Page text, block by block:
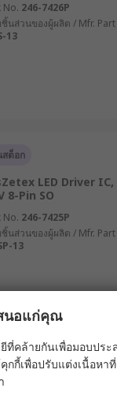
No. 246-7426P
นส่วนของผู้ผลิต / Mfr. Part
13
สต็อก
LED Driver IC,
8-Pin SO
No. 246-7425P
นส่วนของผู้ผลิต / Mfr. Part
13
ต็อก
LED Driver IC,
นอแก่คุณ
ที่คล้ายกันเพื่อมอบปร
กกี้เพื่อปรับแต่งเนื้อ